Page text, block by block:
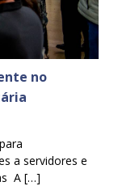
no
a servidores e
A […]